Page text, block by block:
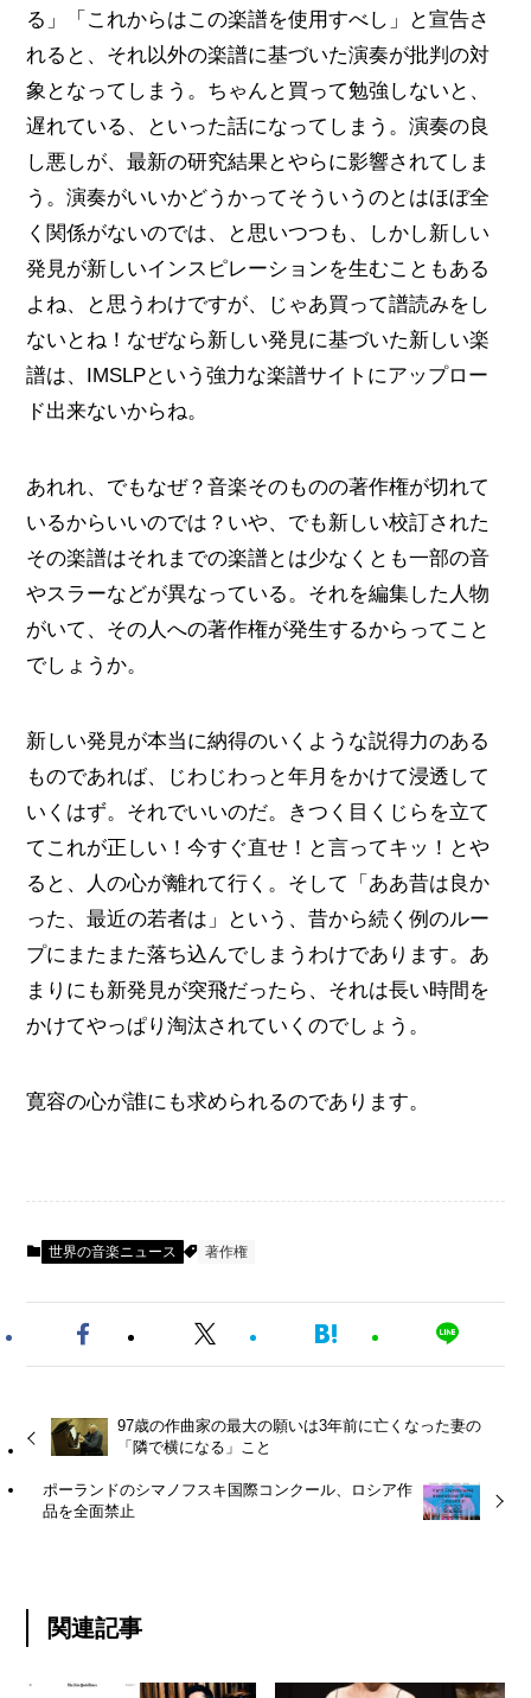
る」「これからはこの楽譜を使用すべし」と宣告さ
れると、それ以外の楽譜に基づいた演奏が批判の対
象となってしまう。ちゃんと買って勉強しないと、
遅れている、といった話になってしまう。演奏の良
し悪しが、最新の研究結果とやらに影響されてしま
う。演奏がいいかどうかってそういうのとはほぼ全
く関係がないのでは、と思いつつも、しかし新しい
発見が新しいインスピレーションを生むこともある
よね、と思うわけですが、じゃあ買って譜読みをし
ないとね！なぜなら新しい発見に基づいた新しい楽
譜は、IMSLPという強力な楽譜サイトにアップロー
ド出来ないからね。
あれれ、でもなぜ？音楽そのものの著作権が切れて
いるからいいのでは？いや、でも新しい校訂された
その楽譜はそれまでの楽譜とは少なくとも一部の音
やスラーなどが異なっている。それを編集した人物
がいて、その人への著作権が発生するからってこと
でしょうか。
新しい発見が本当に納得のいくような説得力のある
ものであれば、じわじわっと年月をかけて浸透して
いくはず。それでいいのだ。きつく目くじらを立て
てこれが正しい！今すぐ直せ！と言ってキッ！とや
ると、人の心が離れて行く。そして「ああ昔は良か
った、最近の若者は」という、昔から続く例のルー
プにまたまた落ち込んでしまうわけであります。あ
まりにも新発見が突飛だったら、それは長い時間を
かけてやっぱり淘汰されていくのでしょう。
寛容の心が誰にも求められるのであります。
世界の音楽ニュース 著作権
97歳の作曲家の最大の願いは3年前に亡くなった妻の
「隣で横になる」こと
ポーランドのシマノフスキ国際コンクール、ロシア作
品を全面禁止
関連記事